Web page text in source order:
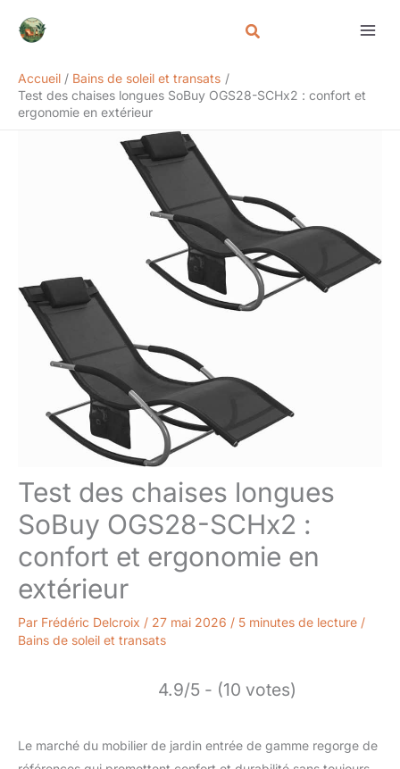
Accueil
Bains de soleil et transats
Test des chaises longues SoBuy OGS28-SCHx2 : confort et
ergonomie en extérieur
Test des chaises longues
SoBuy OGS28-SCHx2 :
confort et ergonomie en
extérieur
Par Frédéric Delcroix / 27 mai 2026 / 5 minutes de lecture /
Bains de soleil et transats
4.9/5 - (10 votes)
Le marché du mobilier de jardin entrée de gamme regorge de